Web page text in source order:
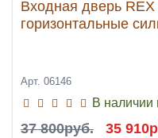
Входная дверь
горизонтальные
Арт. 06146
В наличии
37 800руб. 35